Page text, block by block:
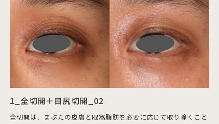
1_全切開＋目尻切開_02
全切開は、まぶたの皮膚と眼窩脂肪を必要に応じて取り除くこと